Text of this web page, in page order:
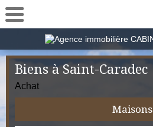
Biens à Saint-Caradec
Achat
Maisons